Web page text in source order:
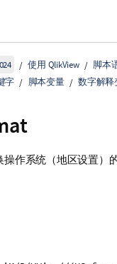
使用 QlikView
脚本
字
脚本变量 数字解释
作系统（地区设置）